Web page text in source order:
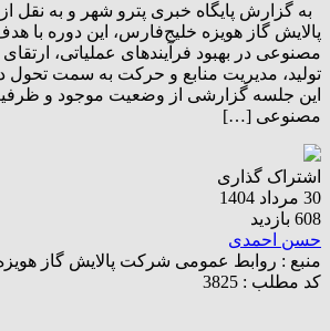
به گزارش پایگاه خبری پترو شهر و به
پالایش گاز هویزه خلیج‌فارس، این دوره
مصنوعی در بهبود فرآیندهای عملیاتی، ارتقای
تولید، مدیریت منابع و حرکت به سمت تحول
این جلسه گزارشی از وضعیت موجود و
مصنوعی […]
اشتراک گذاری
30 مرداد 1404
608 بازدید
حسن احمدی
منبع : روابط عمومی شرکت پالایش گاز
کد مطلب : 3825